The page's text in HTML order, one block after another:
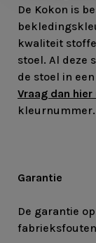
De Kokon is
kwaliteit
stoel. Al deze
de stoel in
Vraag dan
Garantie
De garantie